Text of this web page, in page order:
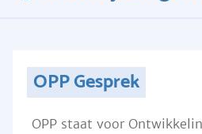
OPP Gesprek
OPP staat voor